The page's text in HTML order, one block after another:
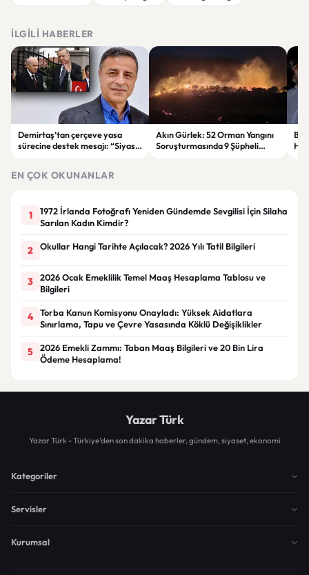
İLGILI HABERLER
Demirtaş’tan çerçeve yasa
sürecine destek mesajı: “Siyasi
Akın Gürlek: 52 Orman Yangını
Soruşturmasında 9 Şüpheli
EN ÇOK OKUNANLAR
1
1972 İrlanda Fotoğrafı Yeniden Gündemde Sevgilisi İçin Silaha
Sarılan Kadın Kimdir?
2 Okullar Hangi Tarihte Açılacak? 2026 Yılı Tatil Bilgileri
3
2026 Ocak Emeklilik Temel Maaş Hesaplama Tablosu ve
Bilgileri
4
Torba Kanun Komisyonu Onayladı: Yüksek Aidatlara
Sınırlama, Tapu ve Çevre Yasasında Köklü Değişiklikler
5
2026 Emekli Zammı: Taban Maaş Bilgileri ve 20 Bin Lira
Ödeme Hesaplama!
Yazar Türk
Yazar Türk - Türkiye'den son dakika haberler, gündem, siyaset, ekonomi
Kategoriler
Servisler
Kurumsal